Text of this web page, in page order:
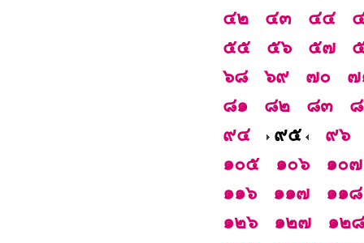
๔๒
๔๓ ๔๔
๕๕
๕๖ ๕๗
๖๘
๖๙ ๗๐
๗
๘๑
๘๒ ๘๓
๙๔
๙๕
๙๖
๑๐๕
๑๐๖
๑๐๗
๑๑๖
๑๑๗
๑๑๘
๑๒๖
๑๒๗
๑๒๘